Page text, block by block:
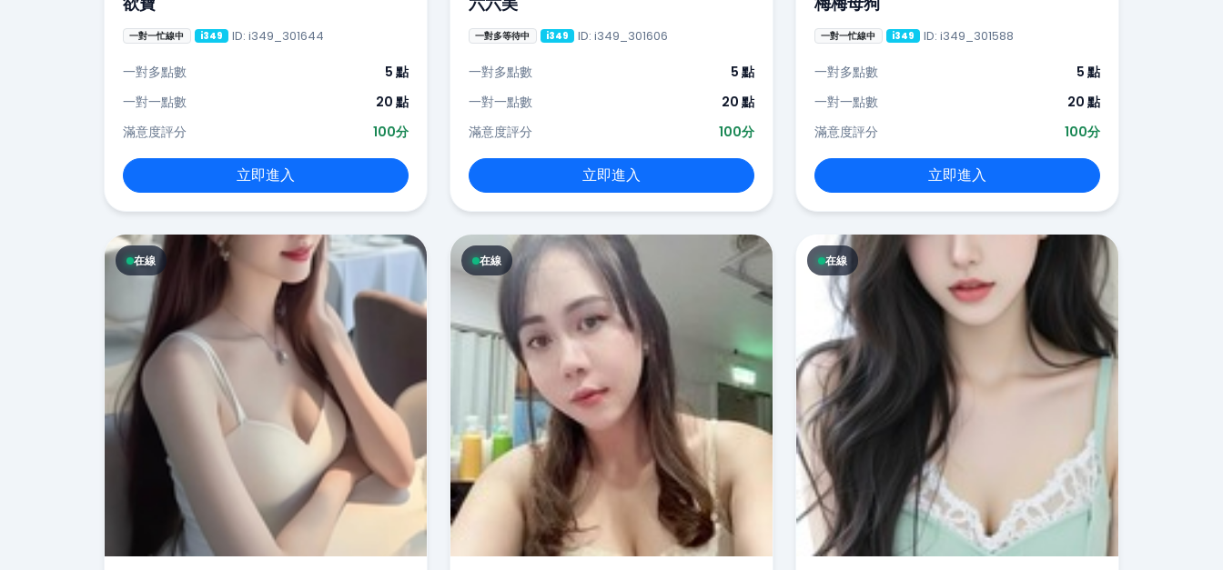
一對一忙線中 i349 ID: i349_301644
一對多點數
5 點
一對一點數
20 點
滿意度評分
100分
立即進入
一對多等待中 i349 ID: i349_301606
一對多點數
5 點
一對一點數
20 點
滿意度評分
100分
立即進入
一對一忙線中 i349 ID: i349_301588
一對多點數
5 點
一對一點數
20 點
滿意度評分
100分
立即進入
在線 在線 在線